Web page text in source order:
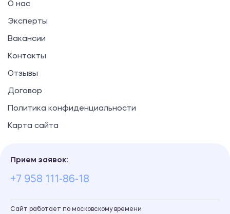
О нас
Эксперты
Вакансии
Контакты
Отзывы
Договор
Политика конфиденциальности
Карта сайта
Прием заявок:
+7 958 111-86-18
Сайт работает по московскому времени